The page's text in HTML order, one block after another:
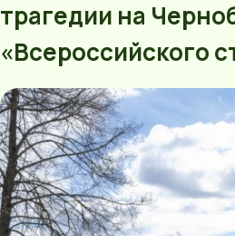
трагедии на
«Всероссийского